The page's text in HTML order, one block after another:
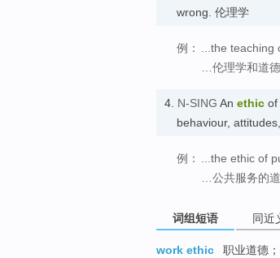
wrong. 伦理学
例：
...the
…伦理学和道
4. N-SING An ethic of
behaviour,
例：
...the ethic of
…公共服务的
词组短语 同近
work ethic
职业道德